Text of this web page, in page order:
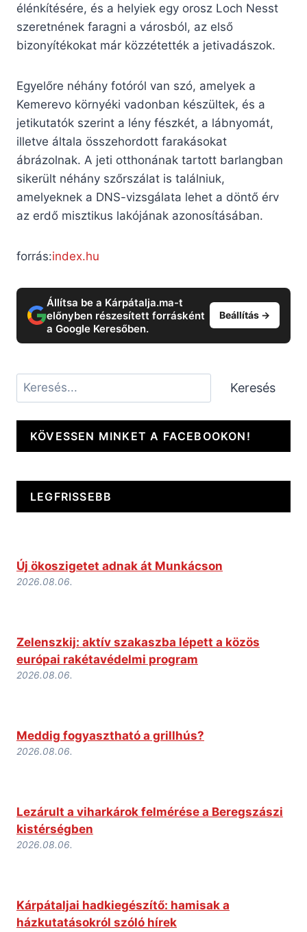
élénkítésére, és a helyiek egy orosz Loch Nesst
szeretnének faragni a városból, az első
bizonyítékokat már közzétették a jetivadászok.
Egyelőre néhány fotóról van szó, amelyek a
Kemerevo környéki vadonban készültek, és a
jetikutatók szerint a lény fészkét, a lábnyomát,
illetve általa összehordott farakásokat
ábrázolnak. A jeti otthonának tartott barlangban
sikerült néhány szőrszálat is találniuk,
amelyeknek a DNS-vizsgálata lehet a döntő érv
az erdő misztikus lakójának azonosításában.
forrás:index.hu
Állítsa be a Kárpátalja.ma-t
előnyben részesített forrásként
a Google Keresőben.
Beállítás →
Keresés Keresés
KÖVESSEN MINKET A FACEBOOKON!
LEGFRISSEBB
Új ökoszigetet adnak át Munkácson
2026.08.06.
Zelenszkij: aktív szakaszba lépett a közös
európai rakétavédelmi program
2026.08.06.
Meddig fogyasztható a grillhús?
2026.08.06.
Lezárult a viharkárok felmérése a Beregszászi
kistérségben
2026.08.06.
Kárpátaljai hadkiegészítő: hamisak a
házkutatásokról szóló hírek